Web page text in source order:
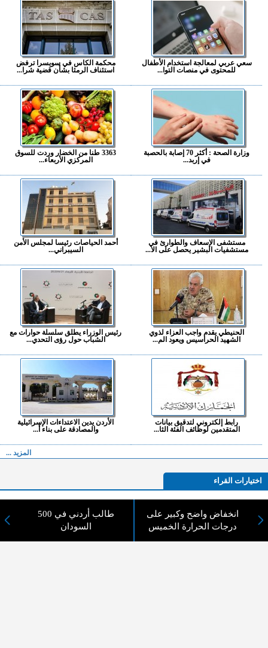
سعي عربي لمعالجة استخدام الأطفال
للمحتوى في منصات التوا...
محكمة الكاس في سويسرا ترفض
استئناف الرمثا بشأن قضية شرا...
وزارة الصحة : أكثر 70 إصابة بالحصبة
في إربد...
3363 طنا من الخضار وردت للسوق
المركزي الأربعاء...
مستشفى الإسعاف والطوارئ في
مستشفيات البشير يحصل على الا...
أحمد الحياصات رئيسا لمجلس الأمن
السيبراني...
الحنيطي يقدم واجب العزاء لذوي
الشهيد الحراسيس ويعود الم...
رئيس الوزراء يطلق سلسلة حوارات مع
الشباب حول رؤى التحدي...
رابط إلكتروني لتدقيق بيانات
المتقدمين لوظائف الفئة الثا...
الأردن يدين الاعتداءات الإسرائيلية
والمصادقة على بناء أ...
المزيد ...
اختيارات القراء
لا يوجد مقالات
انخفاض واضح وكبير على
درجات الحرارة الخميس
500 طالب أردني في
السودان